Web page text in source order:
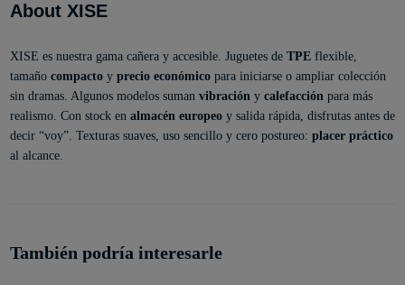
About XISE
XISE es nuestra gama cañera y accesible. Juguetes de TPEflexible,
tamaño compactoy precio económicopara iniciarse o ampliar colección
sin dramas. Algunos modelos suman vibracióny calefacciónpara más
realismo. Con stock en almacén europeoy salida rápida, disfrutas antes de
decir “voy”. Texturas suaves, uso sencillo y cero postureo: placer práctico
al alcance.
También podría interesarle